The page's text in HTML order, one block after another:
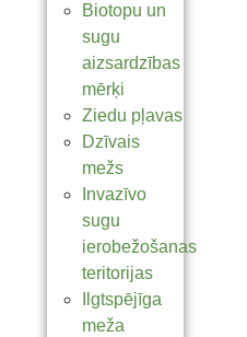
Biotopu un
sugu
aizsardzības
mērķi
Ziedu pļavas
Dzīvais
mežs
Invazīvo
sugu
ierobežošanas
teritorijas
Ilgtspējīga
meža